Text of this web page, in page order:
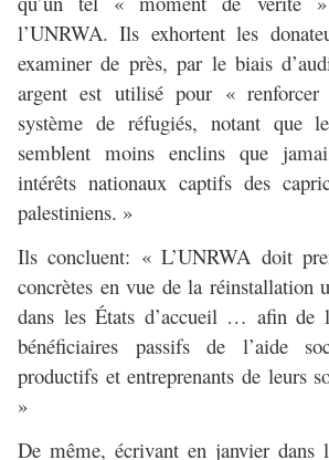
l’UNRWA. Ils exhortent les
examiner de près, par le biais
argent est utilisé pour «
système de réfugiés, notant que
semblent moins enclins que
intérêts nationaux captifs des
palestiniens. »
Ils concluent: « L’UNRWA doit
concrètes en vue de la réinstallation
dans les États d’accueil … afin de
bénéficiaires passifs de l’aide
productifs et entreprenants de leurs
»
De même, écrivant en janvier dans